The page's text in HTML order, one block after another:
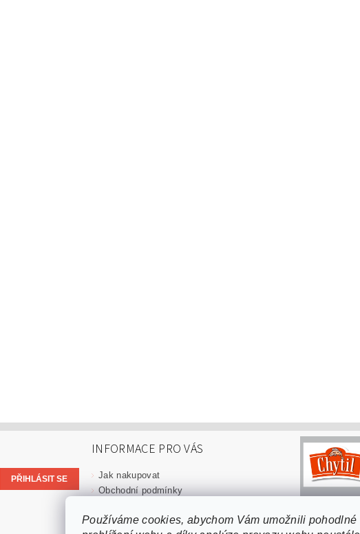
INFORMACE PRO VÁS
Jak nakupovat
Obchodní podmínky
GPSR
Používáme cookies, abychom Vám umožnili pohodlné